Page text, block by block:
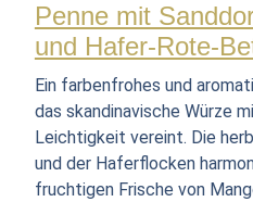
Penne mit
und Hafer-Rote-
Ein farbenfrohes und
das skandinavische Würze
Leichtigkeit vereint. Die
und der Haferflocken
fruchtigen Frische von